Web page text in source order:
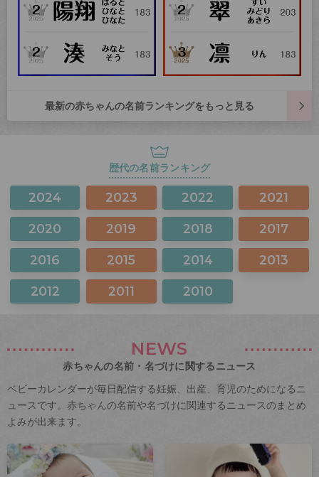
最新の赤ちゃんの名前ランキングをもっと見る
歴代の名前ランキング
2024 2023 2022 2021
2020 2019 2018 2017
2016 2015 2014 2013
2012 2011 2010
NEWS
赤ちゃんの名前・名づけに関するニュース
ベビーカレンダーが毎日配信する妊娠、出産、育児のためになるニ
ュースです。赤ちゃんの名前や名づけに関連するニュースのまとめ
よみが出来ます。